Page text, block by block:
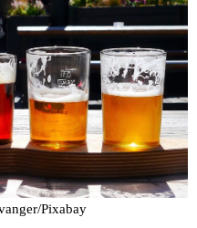
Pixabay